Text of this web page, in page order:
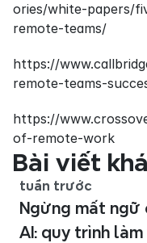
ories/white-papers/
remote-teams/
https://
remote-teams-
https://
of-remote-work
Bài viết
tuần trước
Ngừng mất
AI: quy trình